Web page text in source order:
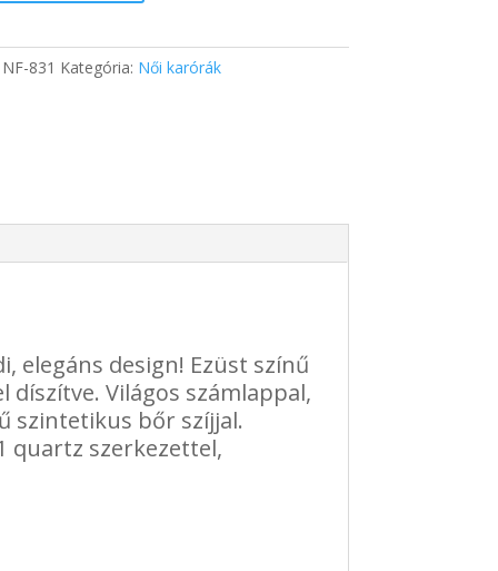
NF-831 Kategória: Női karórák
elegáns design! Ezüst színű
Világos számlappal,
szintetikus bőr szíjjal.
quartz szerkezettel,